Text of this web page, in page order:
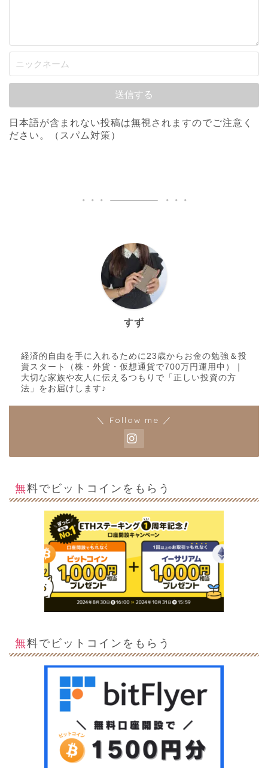
日本語が含まれない投稿は無視されますのでご注意く
ださい。（スパム対策）
すず
経済的自由を手に入れるために23歳からお金の勉強＆投
資スタート（株・外貨・仮想通貨で700万円運用中）｜
大切な家族や友人に伝えるつもりで「正しい投資の方
法」をお届けします♪
＼ Follow me ／
無料でビットコインをもらう
無料でビットコインをもらう